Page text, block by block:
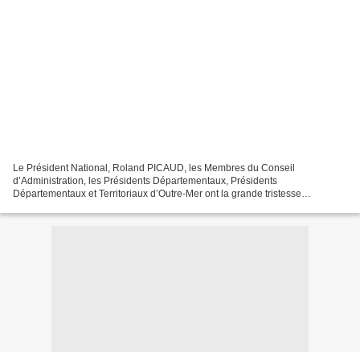
Le Président National, Roland PICAUD, les Membres du Conseil
d’Administration, les Présidents Départementaux, Présidents
Départementaux et Territoriaux d’Outre-Mer ont la grande tristesse